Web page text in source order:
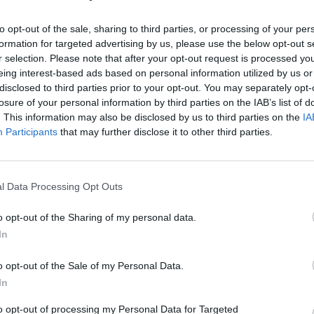
opt-out of the sale, sharing to third parties, or processing of your
for targeted advertising by us, please use the below opt-out
selection. Please note that after your opt-out request is processed
interest-based ads based on personal information utilized by us
to third parties prior to your opt-out. You may separately
of your personal information by third parties on the IAB’s list of
This information may also be disclosed by us to third parties on the
Participants that may further disclose it to other third parties.
Data Processing Opt Outs
opt-out of the Sharing of my personal data.
opt-out of the Sale of my Personal Data.
opt-out of processing my Personal Data for Targeted
en el estadio Santiago Bernabéu, pero
que el recinto blanco suspendiera los
denuncias vecinales y multas por